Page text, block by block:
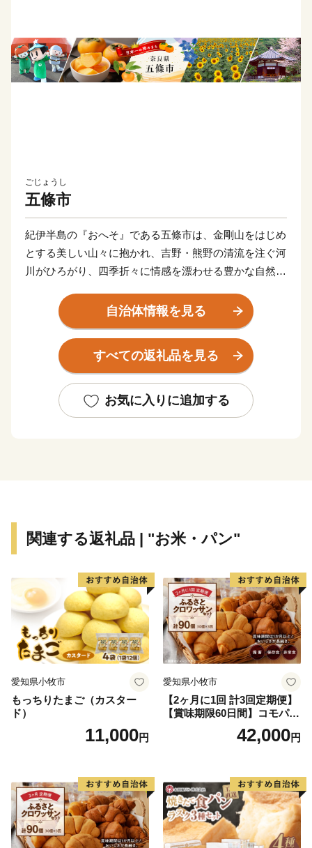
ごじょうし
五條市
紀伊半島の『おへそ』である五條市は、金剛山をはじめ
とする美しい山々に抱かれ、吉野・熊野の清流を注ぐ河
川がひろがり、四季折々に情感を漂わせる豊かな自然に
清らかな大地と水に育まれた日本一の柿や梅などの果
樹、鮎やあまごなどの川魚をはじめ、大自然の恩みを受
けた当地ならではのおいしいものも満載。
明治維新発祥の地である五條市は、ロマンあふれる歴史
す重要伝統的建造物群保存地区『新町通り』、ユネスコ
の世界遺産に登録された「大峯奥駈道」も自慢です。
『つながる五條、あつまる五條』としての発展が期待さ
【お問合せ先】
五條市ふるさと納税事務局
TEL：050-3090-1717
メール：gojo29@support-bpo.com
自治体情報を見る
すべての返礼品を見る
お気に入りに追加する
関連する返礼品 | "お米・パン"
愛知県小牧市
もっちりたまご（カスター
ド）
11,000円
愛知県小牧市
【2ヶ月に1回 計3回定期便】
【賞味期限60日間】コモパ
ン ふるさとクロワッサンセ
ット（計90個）／災害用備蓄
42,000円